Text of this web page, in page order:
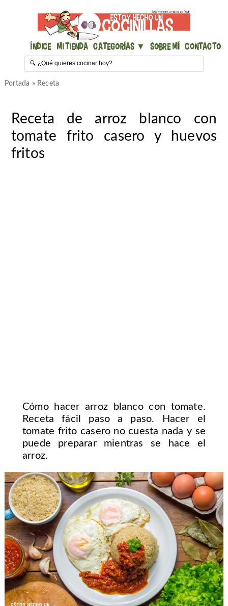
Índice Mi Tienda Categorías ▼ Sobre mí Contacto
Portada » Receta
Receta de arroz blanco con
tomate frito casero y huevos
fritos
Cómo hacer arroz blanco con tomate.
Receta fácil paso a paso. Hacer el
tomate frito casero no cuesta nada y se
puede preparar mientras se hace el
arroz.